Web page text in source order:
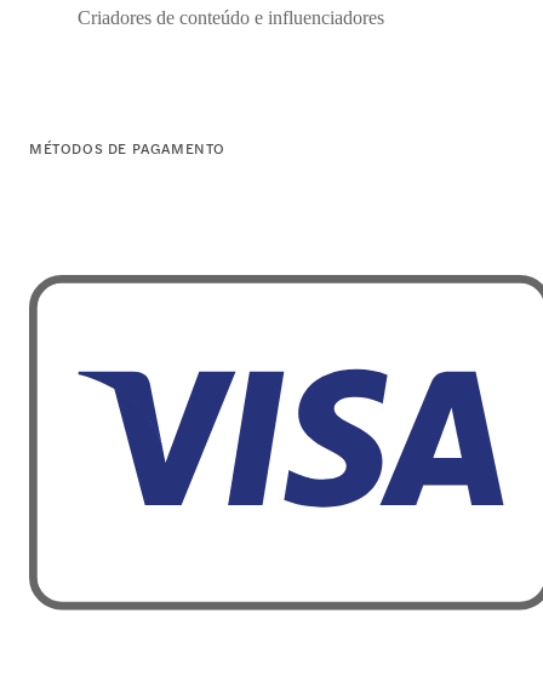
Criadores de conteúdo e influenciadores
MÉTODOS DE PAGAMENTO